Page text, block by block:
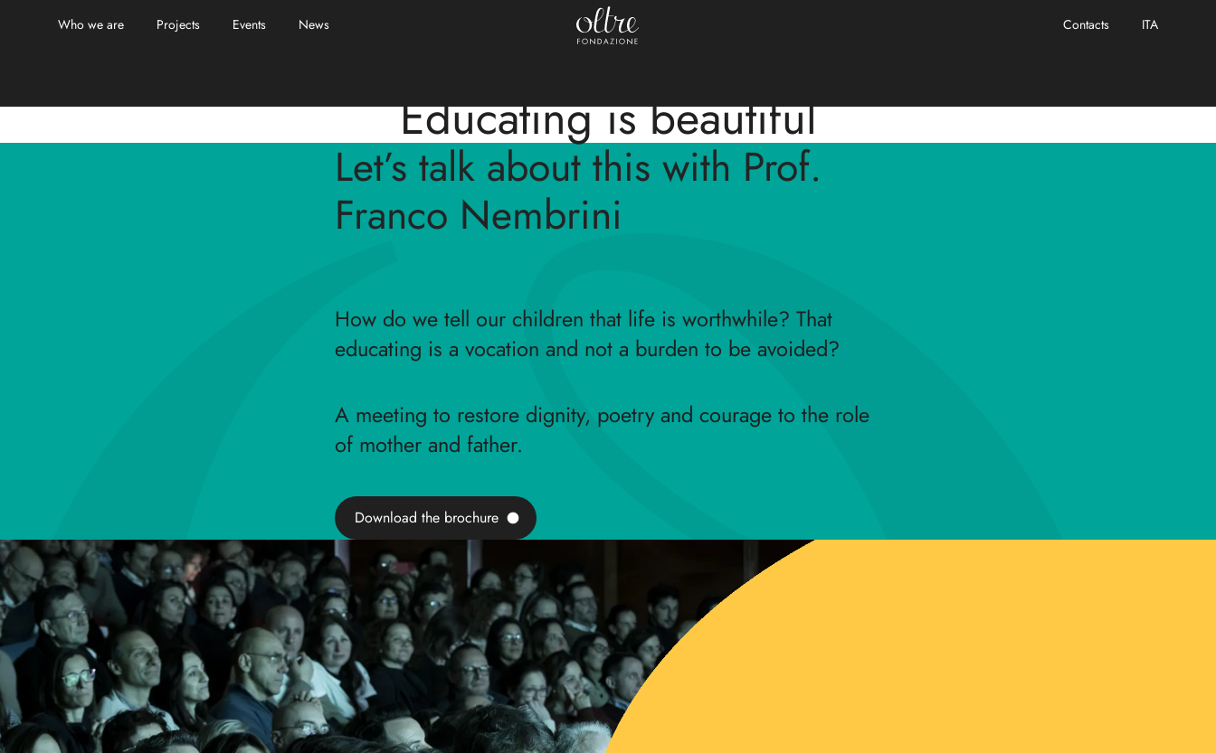
Who we are Projects Events News Contacts ITA
Educating is beautiful
Let’s talk about this with Prof.
Franco Nembrini
How do we tell our children that life is worthwhile? That
educating is a vocation and not a burden to be avoided?
A meeting to restore dignity, poetry and courage to the role
of mother and father.
Download the brochure